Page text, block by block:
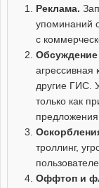
Реклама.
упоминаний
с
Обсуждение
агрессивная
другие ГИС.
только как
предложения.
троллинг,
Оффтоп и